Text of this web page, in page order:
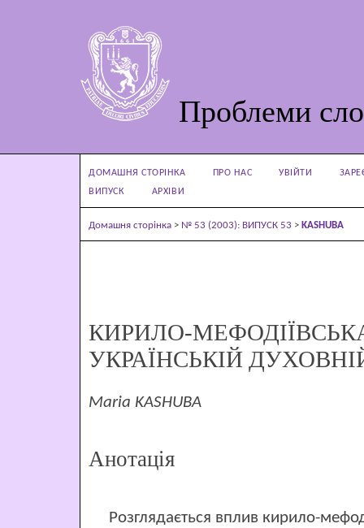
Проблеми
ДОМАШНЯ СТОРІНКА ПРО НАС УВІЙТИ
ВИПУСК
АРХІВИ
Домашня сторінка > № 53 (2003): ВИПУСК 53 > KASHUBA
КИРИЛО-
УКРАЇНСЬКІЙ
Maria KASHUBA
Анотація
Розглядається вплив кирило-